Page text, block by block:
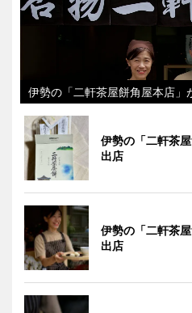
伊勢の「二軒茶屋餅角屋本店」
伊勢の「二軒茶
出店
伊勢の「二軒茶
出店